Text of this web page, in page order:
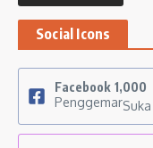
Social Icons
Facebook 1,000
PenggemarSuka